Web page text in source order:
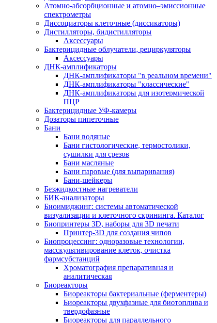
Атомно-абсорбционные и атомно–эмиссионные
спектрометры
Диссоциаторы клеточные (диссикаторы)
Дистилляторы, бидистилляторы
Аксессуары
Бактерицидные облучатели, рециркуляторы
Аксессуары
ДНК-амплификаторы
ДНК-амплификаторы "в реальном времени"
ДНК-амплификаторы "классические"
ДНК-амплификаторы для изотермической
ПЦР
Бактерицидные УФ-камеры
Дозаторы пипеточные
Бани
Бани водяные
Бани гистологические, термостолики,
сушилки для срезов
Бани масляные
Бани паровые (для выпаривания)
Бани-шейкеры
Безжидкостные нагреватели
БИК-анализаторы
Биоимиджинг: системы автоматической
визуализации и клеточного скрининга. Каталог
Биопринтеры 3D, наборы для 3D печати
Принтер-3D для создания чипов
Биопроцессинг: одноразовые технологии,
масскультивирование клеток, очистка
фармсубстанций
Хроматография препаративная и
аналитическая
Биореакторы
Биореакторы бактериальные (ферментеры)
Биореакторы двухфазные для биотоплива и
твердофазные
Биореакторы для параллельного